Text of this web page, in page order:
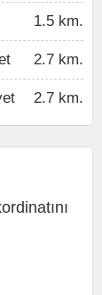
1.5 km.
2.7 km.
2.7 km.